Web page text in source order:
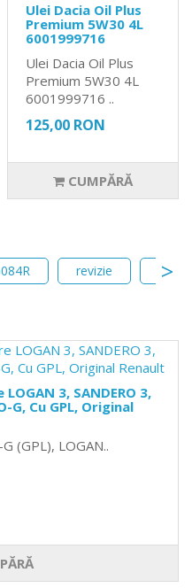
Ulei Dacia Oil Plus
Premium 5W30 4L
6001999716
Ulei Dacia Oil Plus
Premium 5W30 4L
6001999716 ..
125,00 RON
CUMPĂRĂ
revizie
3, SANDERO 3,
G, Cu GPL, Original
(GPL), LOGAN..